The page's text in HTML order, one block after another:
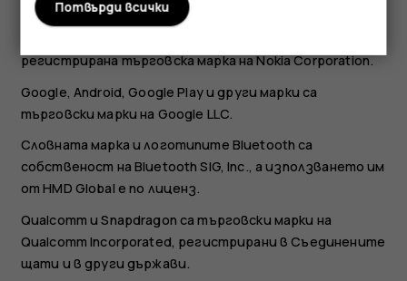
HMD Global Oy е носителят на изключителния лиценз
регистрирана търговска марка на Nokia Corporation.
Google, Android, Google Play и други марки са
търговски марки на Google LLC.
Словната марка и логотипите Bluetooth са
собственост на Bluetooth SIG, Inc., а използването им
от HMD Global е по лиценз.
Qualcomm и Snapdragon са търговски марки на
Qualcomm Incorporated, регистрирани в Съединените
щати и в други държави.
Потвърди всички